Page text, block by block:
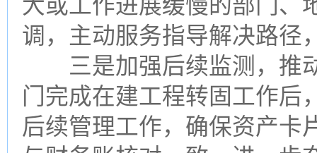
大或工作进展缓慢的部门、
调，主动服务指导解决路径
三是加强后续监测，推动
门完成在建工程转固工作后
后续管理工作，确保资产卡